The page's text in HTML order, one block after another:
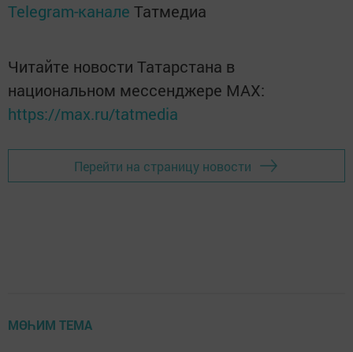
Telegram-канале Татмедиа
Читайте новости Татарстана в
национальном мессенджере MАХ:
https://max.ru/tatmedia
Перейти на страницу новости
МӨҺИМ ТЕМА